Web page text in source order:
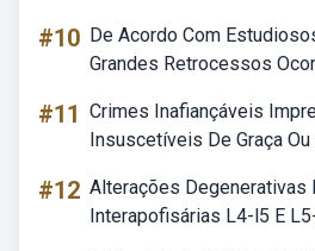
#10 De Acordo Com
Grandes Retrocessos
#11 Crimes Inafiançáveis
Insuscetíveis De Graça
#12 Alterações Degenerativas
Interapofisárias L4-l5 E